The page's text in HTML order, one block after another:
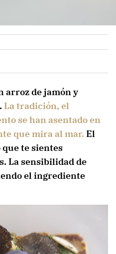
arroz de jamón y
La tradición, el
se han asentado en
que mira al mar. El
te sientes
La sensibilidad de
el ingrediente